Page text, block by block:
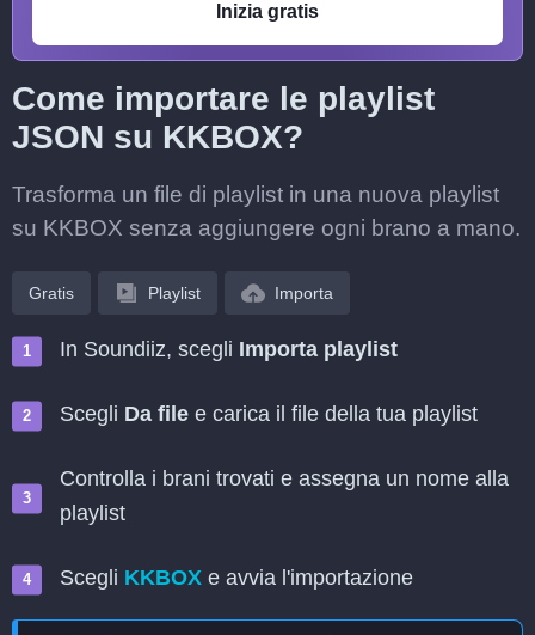
Inizia gratis
Come importare le playlist
JSON su KKBOX?
Trasforma un file di playlist in una nuova playlist
su KKBOX senza aggiungere ogni brano a mano.
Gratis Playlist Importa
In Soundiiz, scegli Importa playlist
Scegli Da file e carica il file della tua playlist
Controlla i brani trovati e assegna un nome alla
playlist
Scegli KKBOX e avvia l'importazione